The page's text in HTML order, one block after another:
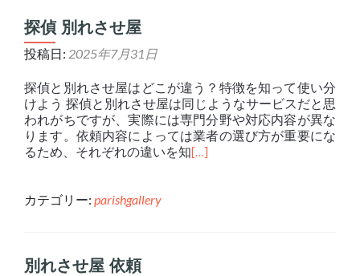
探偵 別れさせ屋
投稿日: 2025年7月31日
探偵と別れさせ屋はどこが違う？特徴を知って使い分
けよう 探偵と別れさせ屋は同じようなサービスだと思
われがちですが、実際には専門分野や対応内容が異な
ります。依頼内容によっては業者の選び方が重要にな
るため、それぞれの違いを知[…]
カテゴリー: parishgallery
別れさせ屋 依頼